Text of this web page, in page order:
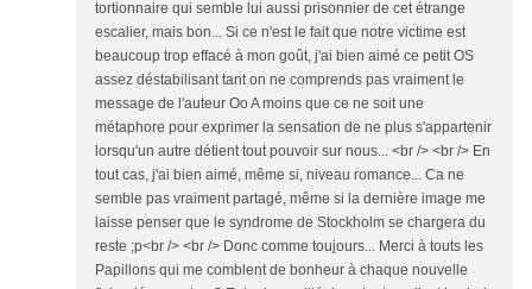
tortionnaire qui semble lui aussi prisonnier de cet étrange
escalier, mais bon... Si ce n'est le fait que notre victime est
beaucoup trop effacé à mon goût, j'ai bien aimé ce petit OS
assez déstabilisant tant on ne comprends pas vraiment le
message de l'auteur Oo A moins que ce ne soit une
métaphore pour exprimer la sensation de ne plus s'appartenir
lorsqu'un autre détient tout pouvoir sur nous... <br /> <br /> En
tout cas, j'ai bien aimé, même si, niveau romance... Ca ne
semble pas vraiment partagé, même si la dernière image me
laisse penser que le syndrome de Stockholm se chargera du
reste ;p<br /> <br /> Donc comme toujours... Merci à touts les
Papillons qui me comblent de bonheur à chaque nouvelle